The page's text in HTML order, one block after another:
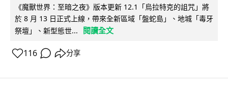
《魔獸世界：至暗之夜》版本更新 12.1「烏拉特克的詛咒」將
於 8 月 13 日正式上線，帶來全新區域「盤蛇島」、地城「毒牙
祭壇」、新型態世...
閱讀全文
116 分享